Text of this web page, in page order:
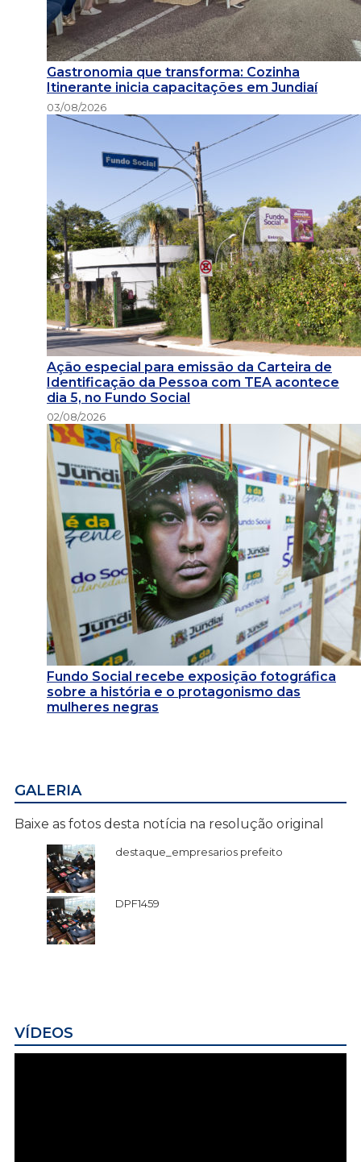
Gastronomia que transforma: Cozinha
Itinerante inicia capacitações em Jundiaí
03/08/2026
Ação especial para emissão da Carteira de
Identificação da Pessoa com TEA acontece
dia 5, no Fundo Social
02/08/2026
Fundo Social recebe exposição fotográfica
sobre a história e o protagonismo das
mulheres negras
GALERIA
Baixe as fotos desta notícia na resolução original
destaque_empresarios prefeito
DPF1459
VÍDEOS